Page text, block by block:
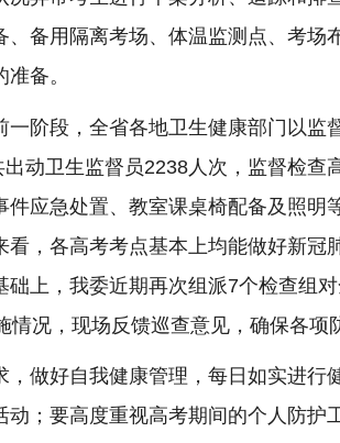
备用隔离考场、体温监测点、考场
备。
段，全省各地卫生健康部门以监
动卫生监督员2238人次，监督检查
应急处置、教室课桌椅配备及照明
，各高考考点基本上均能做好新冠
上，我委近期再次组派7个检查组
况，现场反馈巡查意见，确保各项
好自我健康管理，每日如实进行
；要高度重视高考期间的个人防护